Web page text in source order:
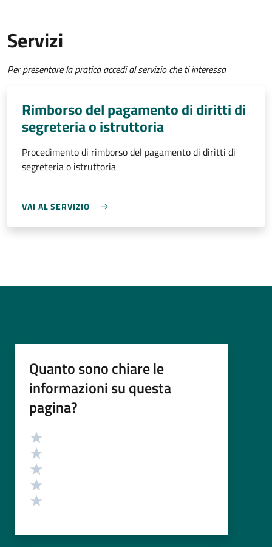
Servizi
Per presentare la pratica accedi al servizio che ti interessa
Rimborso del pagamento di diritti di
segreteria o istruttoria
Procedimento di rimborso del pagamento di diritti di
segreteria o istruttoria
VAI AL SERVIZIO
Quanto sono chiare le
informazioni su questa
pagina?
Valutazione